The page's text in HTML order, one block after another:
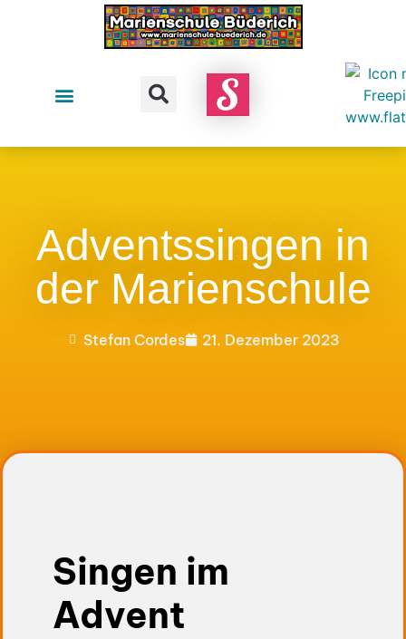
Adventssingen in
der Marienschule
Stefan Cordes 21. Dezember 2023
Singen im
Advent